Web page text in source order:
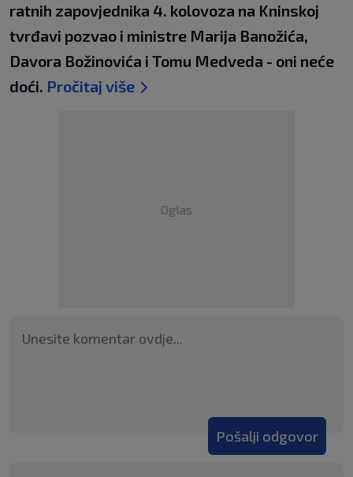
ratnih zapovjednika 4. kolovoza na Kninskoj
tvrđavi pozvao i ministre Marija Banožića,
Davora Božinovića i Tomu Medveda - oni neće
doći. Pročitaj više
Oglas
Pošalji odgovor